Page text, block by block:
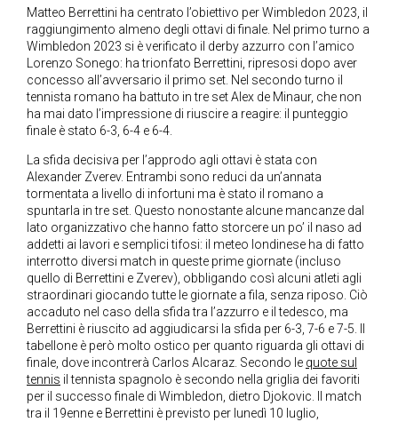
Matteo Berrettini ha centrato l’obiettivo per Wimbledon 2023, il
raggiungimento almeno degli ottavi di finale. Nel primo turno a
Wimbledon 2023 si è verificato il derby azzurro con l’amico
Lorenzo Sonego: ha trionfato Berrettini, ripresosi dopo aver
concesso all’avversario il primo set. Nel secondo turno il
tennista romano ha battuto in tre set Alex de Minaur, che non
ha mai dato l’impressione di riuscire a reagire: il punteggio
finale è stato 6-3, 6-4 e 6-4.
La sfida decisiva per l’approdo agli ottavi è stata con
Alexander Zverev. Entrambi sono reduci da un’annata
tormentata a livello di infortuni ma è stato il romano a
spuntarla in tre set. Questo nonostante alcune mancanze dal
lato organizzativo che hanno fatto storcere un po’ il naso ad
addetti ai lavori e semplici tifosi: il meteo londinese ha di fatto
interrotto diversi match in queste prime giornate (incluso
quello di Berrettini e Zverev), obbligando così alcuni atleti agli
straordinari giocando tutte le giornate a fila, senza riposo. Ciò
accaduto nel caso della sfida tra l’azzurro e il tedesco, ma
Berrettini è riuscito ad aggiudicarsi la sfida per 6-3, 7-6 e 7-5. Il
tabellone è però molto ostico per quanto riguarda gli ottavi di
finale, dove incontrerà Carlos Alcaraz. Secondo le quote sul
tennis il tennista spagnolo è secondo nella griglia dei favoriti
per il successo finale di Wimbledon, dietro Djokovic. Il match
tra il 19enne e Berrettini è previsto per lunedì 10 luglio,